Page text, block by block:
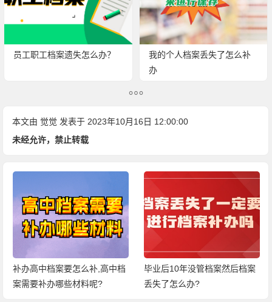
员工职工档案遗失怎么办？
我的个人档案丢失了怎么补
办
本文由 觉觉 发表于 2023年10月16日 12:00:00
未经允许，禁止转载
补办高中档案要怎么补,高中档
案需要补办哪些材料呢?
毕业后10年没管档案然后档案
丢失了怎么办?